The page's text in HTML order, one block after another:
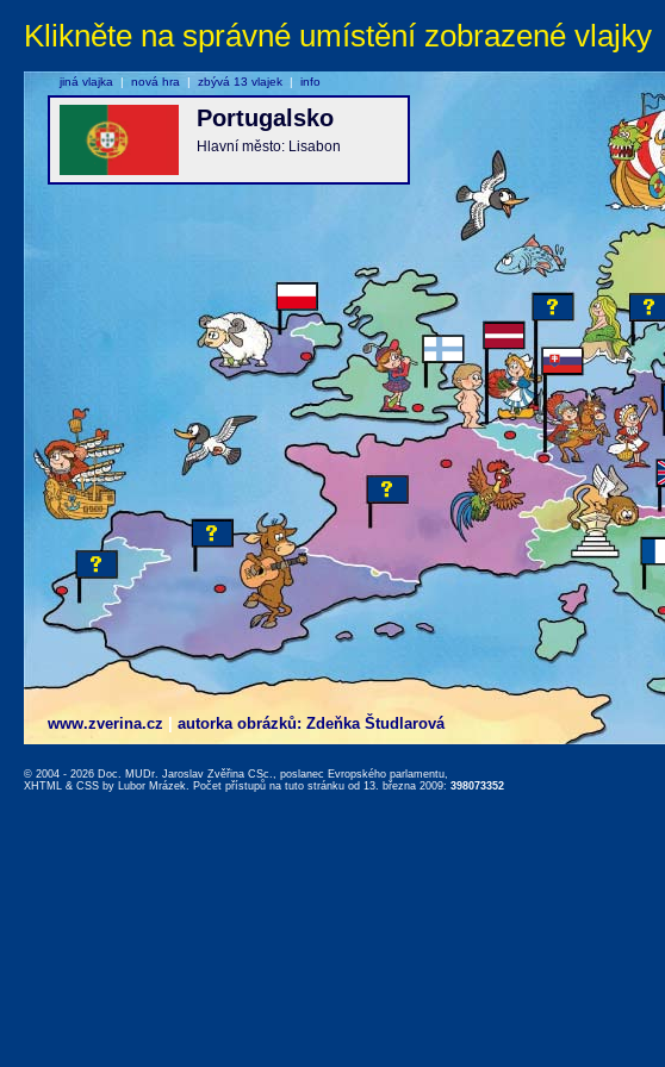
Klikněte na správné umístění zobrazené vlajky
www.zverina.cz autorka obrázků: Zdeňka Študlarová
Portugalsko
Hlavní město: Lisabon
jiná vlajka | nová hra | zbývá 13 vlajek | info
© 2004 - 2026 Doc. MUDr. Jaroslav Zvěřina CSc., poslanec Evropského parlamentu,
XHTML & CSS by Lubor Mrázek. Počet přístupů na tuto stránku od 13. března 2009: 398073352